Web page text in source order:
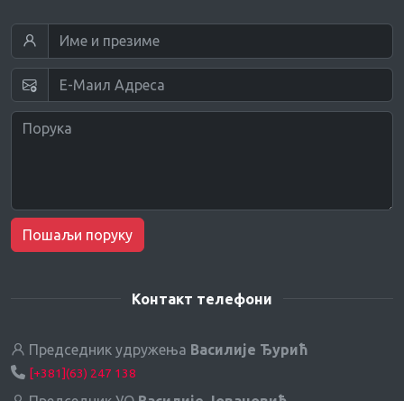
Пошаљи поруку
Контакт телефони
Председник удружења Василије Ђурић
[+381](63) 247 138